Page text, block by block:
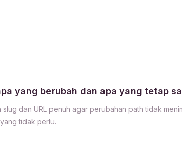
yang berubah dan apa yang tetap
dan URL penuh agar perubahan path tidak
tidak perlu.